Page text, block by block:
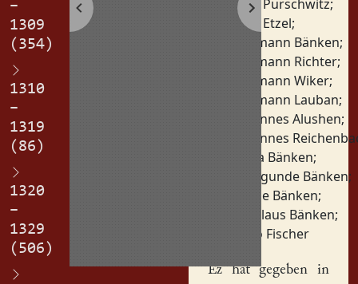
–
1309
(354)
1310
–
1319
(86)
1320
–
1329
(506)
Fritz Purschwitz;
Fritz Etzel;
Hermann Bänken;
Hermann Richter;
Hermann Wiker;
Hermann Lauban;
Johannes Alushen;
Johannes
Klara Bänken;
Kunigunde Bänken;
Lushe Bänken;
Nikolaus Bänken;
Thilo Fischer
Ez hat gegeben in